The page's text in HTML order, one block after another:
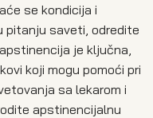
se kondicija i
pitanju saveti, odredite
je ključna,
koji mogu pomoći pri
sa lekarom i
apstinencijalnu